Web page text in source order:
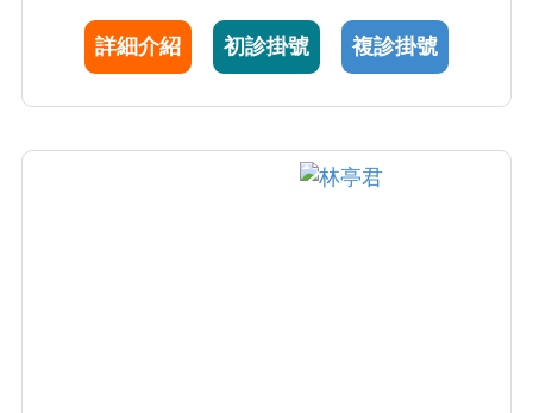
詳細介紹 初診掛號 複診掛號